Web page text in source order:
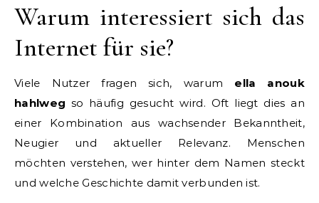
Warum interessiert sich das
Internet für sie?
Viele Nutzer fragen sich, warum ella anouk
hahlweg so häufig gesucht wird. Oft liegt dies an
einer Kombination aus wachsender Bekanntheit,
Neugier und aktueller Relevanz. Menschen
möchten verstehen, wer hinter dem Namen steckt
und welche Geschichte damit verbunden ist.